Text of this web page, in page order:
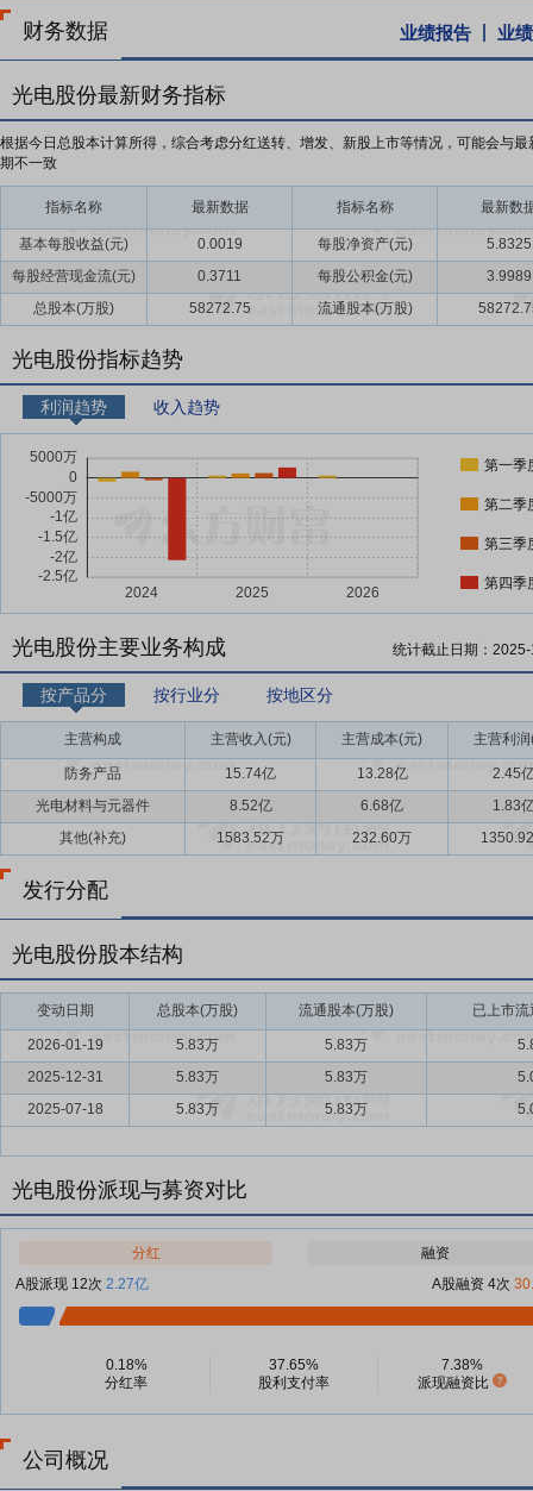
财务数据 业绩报告 业
光电股份最新财务指标
根据今日总股本计算所得，综合考虑分红送转、增发、新股上市等情况，可能会与最
期不一致
指标名称 最新数据 指标名称 最新数
基本每股收益(元) 0.0019 每股净资产(元)
5.8325
每股经营现金流(元)
0.3711 每股公积金(元)
3.9989
总股本(万股)
58272.75 流通股本(万股)
光电股份指标趋势
利润趋势 收入趋势
第一季
第二季
第三季
第四季
光电股份主要业务构成 统计截止日期：
按产品分 按行业分 按地区分
主营构成 主营收入(元) 主营成本(元) 主营利
防务产品 15.74亿 13.28亿
2.45
光电材料与元器件
8.52亿 6.68亿
1.83
其他(补充)
1583.52万 232.60万
发行分配
光电股份股本结构
变动日期 总股本(万股) 流通股本(万股) 已上市
2026-01-19 5.83万 5.83万
2025-12-31
5.83万 5.83万
2025-07-18
5.83万 5.83万
光电股份派现与募资对比
分红
融资
A股派现 12次 2.27亿 A股融资 4次
0.18%
分红率
37.65%
股利支付率
7.38%
派现融资比
公司概况